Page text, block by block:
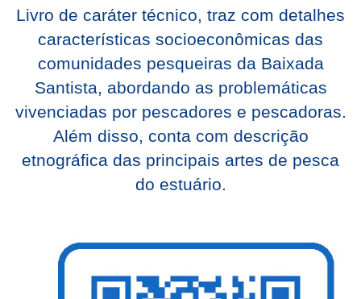
Livro de caráter técnico, traz com detalhes
características socioeconômicas das
comunidades pesqueiras da Baixada
Santista, abordando as problemáticas
vivenciadas por pescadores e pescadoras.
Além disso, conta com descrição
etnográfica das principais artes de pesca
do estuário.